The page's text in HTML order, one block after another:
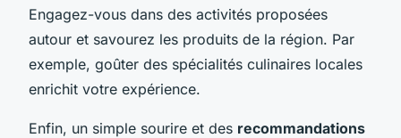
Engagez-vous dans des activités proposées
autour et savourez les produits de la région. Par
exemple, goûter des spécialités culinaires locales
enrichit votre expérience.
Enfin, un simple sourire et des recommandations